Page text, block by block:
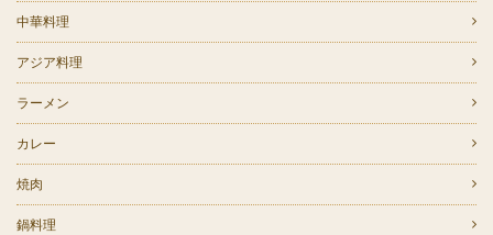
中華料理
アジア料理
ラーメン
カレー
焼肉
鍋料理